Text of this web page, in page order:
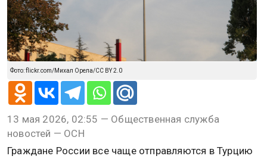
Фото: flickr.com/Михал Орела/CC BY 2.0
13 мая 2026, 02:55 — Общественная служба
новостей — ОСН
Граждане России все чаще отправляются в Турцию